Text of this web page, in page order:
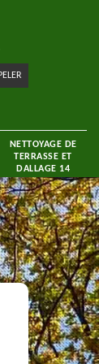
NETTOYAGE DE
TERRASSE ET
DALLAGE 14